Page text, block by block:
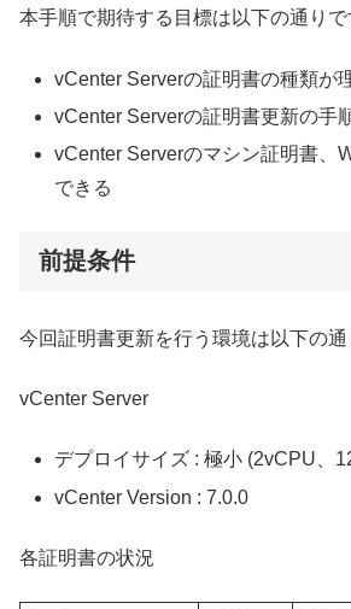
本手順で期待する目標は以下の通りで
vCenter Serverの証明書の種類が
vCenter Serverの証明書更新の手
vCenter Serverのマシン証明書、
できる
前提条件
今回証明書更新を行う環境は以下の通
vCenter Server
デプロイサイズ : 極小 (2vCPU、
vCenter Version : 7.0.0
各証明書の状況